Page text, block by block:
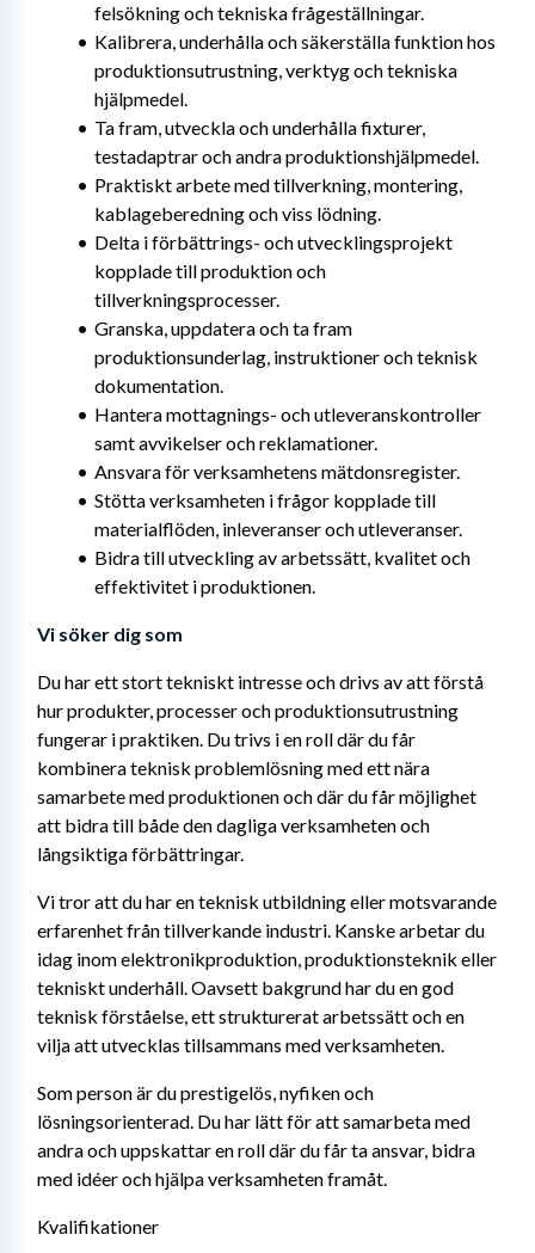
felsökning och tekniska frågeställningar.
Kalibrera, underhålla och säkerställa funktion hos
produktionsutrustning, verktyg och tekniska
hjälpmedel.
Ta fram, utveckla och underhålla fixturer,
testadaptrar och andra produktionshjälpmedel.
Praktiskt arbete med tillverkning, montering,
kablageberedning och viss lödning.
Delta i förbättrings- och utvecklingsprojekt
kopplade till produktion och
tillverkningsprocesser.
Granska, uppdatera och ta fram
produktionsunderlag, instruktioner och teknisk
dokumentation.
Hantera mottagnings- och utleveranskontroller
samt avvikelser och reklamationer.
Ansvara för verksamhetens mätdonsregister.
Stötta verksamheten i frågor kopplade till
materialflöden, inleveranser och utleveranser.
Bidra till utveckling av arbetssätt, kvalitet och
effektivitet i produktionen.
Vi söker dig som
Du har ett stort tekniskt intresse och drivs av att förstå
hur produkter, processer och produktionsutrustning
fungerar i praktiken. Du trivs i en roll där du får
kombinera teknisk problemlösning med ett nära
samarbete med produktionen och där du får möjlighet
att bidra till både den dagliga verksamheten och
långsiktiga förbättringar.
Vi tror att du har en teknisk utbildning eller motsvarande
erfarenhet från tillverkande industri. Kanske arbetar du
idag inom elektronikproduktion, produktionsteknik eller
tekniskt underhåll. Oavsett bakgrund har du en god
teknisk förståelse, ett strukturerat arbetssätt och en
vilja att utvecklas tillsammans med verksamheten.
Som person är du prestigelös, nyfiken och
lösningsorienterad. Du har lätt för att samarbeta med
andra och uppskattar en roll där du får ta ansvar, bidra
med idéer och hjälpa verksamheten framåt.
Kvalifikationer